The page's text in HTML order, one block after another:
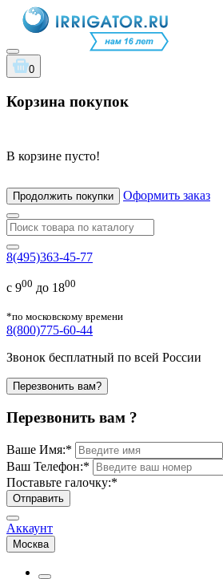
0
Корзина покупок
В корзине пусто!
Продолжить покупки Оформить заказ
8(495)363-45-77
с 900 до 1800
*по московскому времени
8(800)775-60-44
Звонок бесплатный по всей России
Перезвонить вам?
Перезвонить вам ?
Ваше Имя:*
Ваш Телефон:*
Поставьте галочку:*
Отправить
Аккаунт
Москва